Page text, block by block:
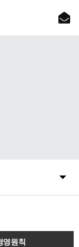
영원칙